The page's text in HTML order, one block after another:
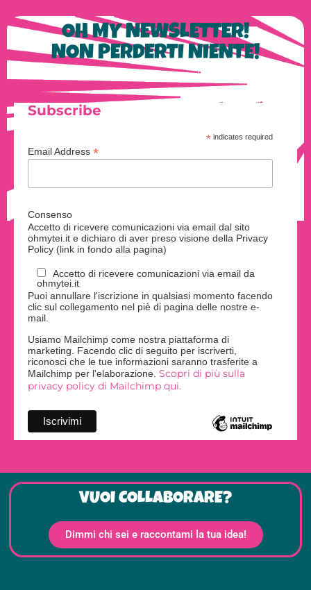
OH MY NEWSLETTER!
NON PERDERTI NIENTE!
Subscribe
* indicates required
Email Address *
Consenso
Accetto di ricevere comunicazioni via email dal sito
ohmytei.it e dichiaro di aver preso visione della Privacy
Policy (link in fondo alla pagina)
Accetto di ricevere comunicazioni via email da
ohmytei.it
Puoi annullare l'iscrizione in qualsiasi momento facendo
clic sul collegamento nel piè di pagina delle nostre e-
mail.
Usiamo Mailchimp come nostra piattaforma di
marketing. Facendo clic di seguito per iscriverti,
riconosci che le tue informazioni saranno trasferite a
Mailchimp per l'elaborazione. Scopri di più sulla
privacy policy di Mailchimp qui.
VUOI COLLABORARE?
Dimmi chi sei e raccontami la tua idea!